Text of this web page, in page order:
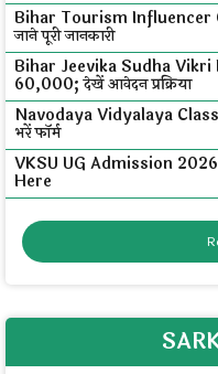
Bihar Tourism Influencer
जाने पूरी जानकारी
Bihar Jeevika Sudha Vikri
₹60,000; देखें आवेदन प्रक्रिया
Navodaya Vidyalaya
भरें फॉर्म
VKSU UG Admission
Here